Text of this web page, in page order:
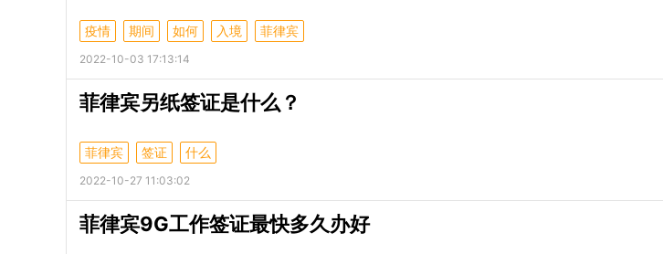
疫情 期间 如何 入境 菲律宾
2022-10-03 17:13:14
菲律宾另纸签证是什么？
菲律宾 签证 什么
2022-10-27 11:03:02
菲律宾9G工作签证最快多久办好